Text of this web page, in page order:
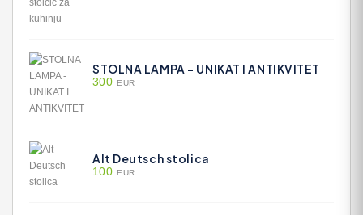
STOLNA LAMPA - UNIKAT I ANTIKVITET
300 EUR
Alt Deutsch stolica
100 EUR